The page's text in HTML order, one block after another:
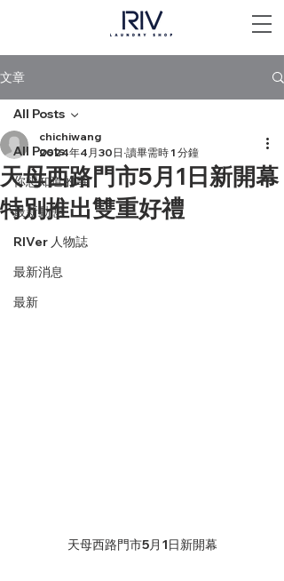
文章
All Posts
你想知道的事
最新動態
RIVer 人物誌
最新消息
最新
All Posts
天母西路門市5月1日新開幕
特別推出雙重好禮
chichiwang
2024年4月30日 讀畢需時 1 分鐘
天母西路門市5月1日新開幕